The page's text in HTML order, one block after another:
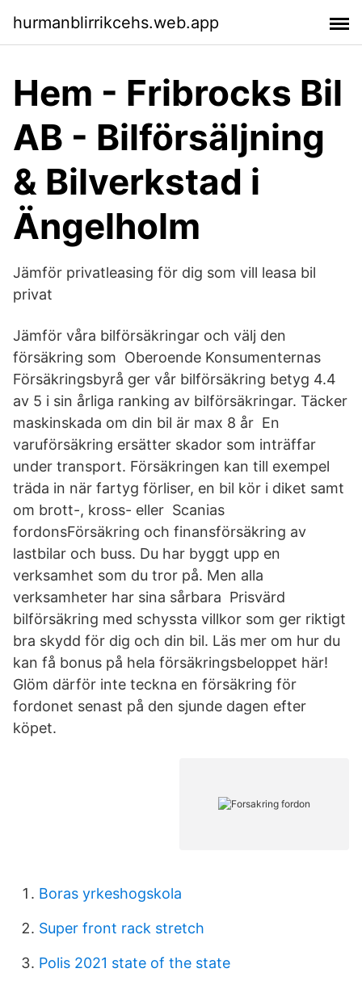
hurmanblirrikcehs.web.app
Hem - Fribrocks Bil
AB - Bilförsäljning
& Bilverkstad i
Ängelholm
Jämför privatleasing för dig som vill leasa bil
privat
Jämför våra bilförsäkringar och välj den
försäkring som Oberoende Konsumenternas
Försäkringsbyrå ger vår bilförsäkring betyg 4.4
av 5 i sin årliga ranking av bilförsäkringar. Täcker
maskinskada om din bil är max 8 år En
varuförsäkring ersätter skador som inträffar
under transport. Försäkringen kan till exempel
träda in när fartyg förliser, en bil kör i diket samt
om brott-, kross- eller Scanias
fordonsFörsäkring och finansförsäkring av
lastbilar och buss. Du har byggt upp en
verksamhet som du tror på. Men alla
verksamheter har sina sårbara Prisvärd
bilförsäkring med schyssta villkor som ger riktigt
bra skydd för dig och din bil. Läs mer om hur du
kan få bonus på hela försäkringsbeloppet här!
Glöm därför inte teckna en försäkring för
fordonet senast på den sjunde dagen efter
köpet.
Boras yrkeshogskola
Super front rack stretch
Polis 2021 state of the state